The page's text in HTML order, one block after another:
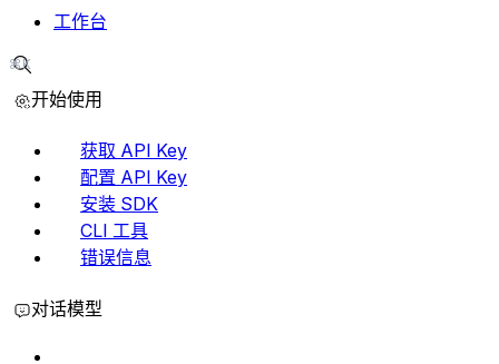
工作台
⌘K
开始使用
获取 API Key
配置 API Key
安装 SDK
CLI 工具
错误信息
对话模型